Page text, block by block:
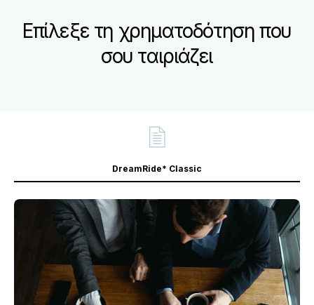
Επίλεξε τη χρηματοδότηση που
σου ταιριάζει
DreamRide* Classic